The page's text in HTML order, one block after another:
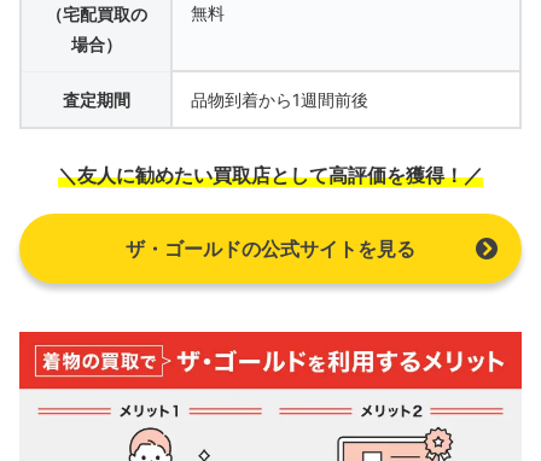
（宅配買取の
場合）
無料
査定期間 品物到着から1週間前後
＼友人に勧めたい買取店として高評価を獲得！／
ザ・ゴールドの公式サイトを見る